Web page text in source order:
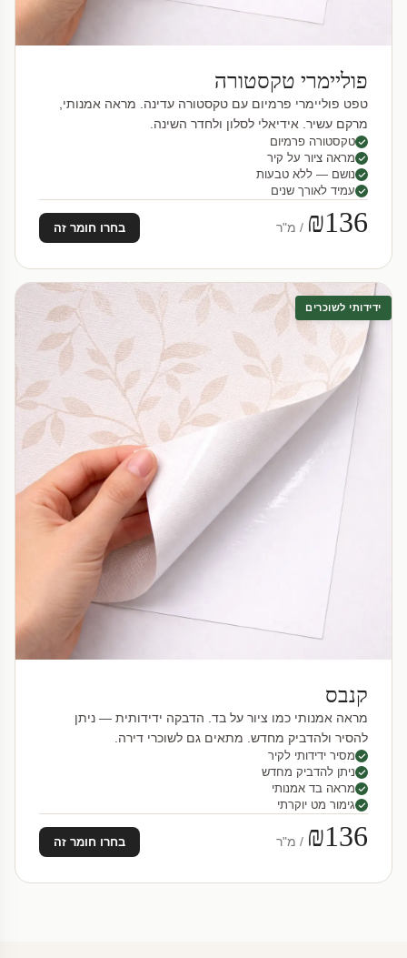
פוליימרי טקסטורה
טפט פוליימרי פרמיום עם טקסטורה עדינה. מראה אמנותי,
מרקם עשיר. אידיאלי לסלון ולחדר השינה.
טקסטורה פרמיום
מראה ציור על קיר
נושם — ללא טבעות
עמיד לאורך שנים
₪136 / מ"ר בחרו חומר זה
ידידותי לשוכרים
קנבס
מראה אמנותי כמו ציור על בד. הדבקה ידידותית — ניתן
להסיר ולהדביק מחדש. מתאים גם לשוכרי דירה.
מסיר ידידותי לקיר
ניתן להדביק מחדש
מראה בד אמנותי
גימור מט יוקרתי
₪136 / מ"ר בחרו חומר זה